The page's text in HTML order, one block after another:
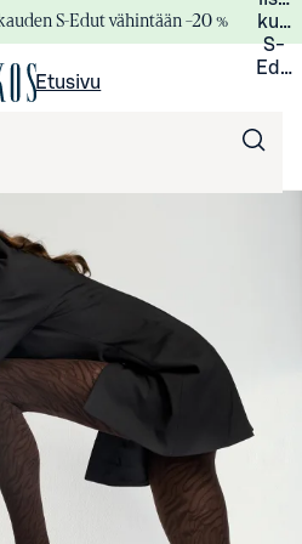
S-Edut vähintään –20 %
S-
Etusivu